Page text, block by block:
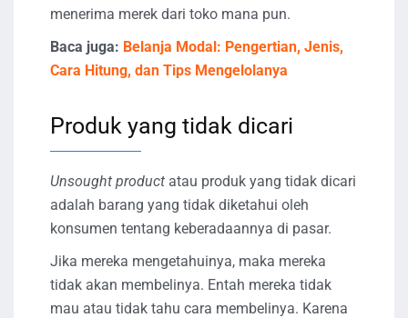
menerima merek dari toko mana pun.
Baca juga: Belanja Modal: Pengertian, Jenis,
Cara Hitung, dan Tips Mengelolanya
Produk yang tidak dicari
Unsought product atau produk yang tidak dicari
adalah barang yang tidak diketahui oleh
konsumen tentang keberadaannya di pasar.
Jika mereka mengetahuinya, maka mereka
tidak akan membelinya. Entah mereka tidak
mau atau tidak tahu cara membelinya. Karena